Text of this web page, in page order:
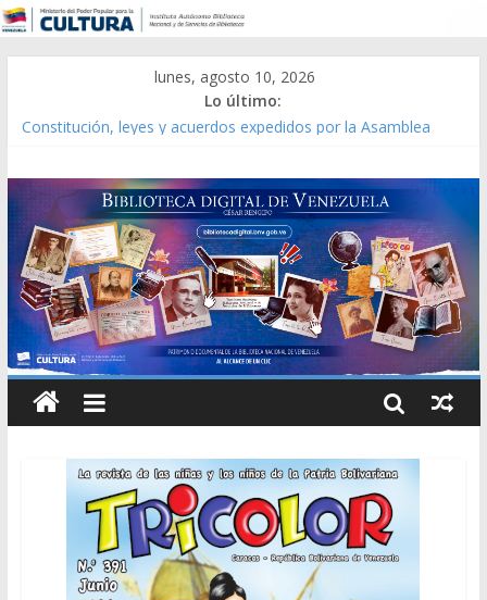
lunes, agosto 10, 2026
Lo último:
Catálogo temático de obras de Modesta Bor
Una Parálisis [material gráfico]
Modesta Bor Sánchez [material gráfico]
Gaceta Oficial de la República de Venezuela año CXXXIII Mes V,
Caracas 09 de marzo de 2006 N° 38.394